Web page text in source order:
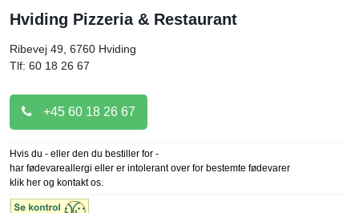
Hviding Pizzeria & Restaurant
Ribevej 49, 6760 Hviding
Tlf: 60 18 26 67
+45 60 18 26 67
Hvis du - eller den du bestiller for -
har fødevareallergi eller er intolerant over for bestemte fødevarer
klik her og kontakt os.